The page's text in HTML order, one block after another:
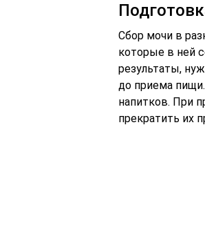
Сбор мочи в
которые в ней
результаты,
до приема
напитков. При
прекратить их